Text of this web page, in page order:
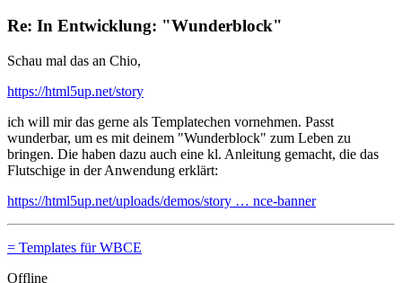
Re: In Entwicklung: "Wunderblock"
Schau mal das an Chio,
https://html5up.net/story
ich will mir das gerne als Templatechen vornehmen. Passt
wunderbar, um es mit deinem "Wunderblock" zum Leben zu
bringen. Die haben dazu auch eine kl. Anleitung gemacht, die das
Flutschige in der Anwendung erklärt:
https://html5up.net/uploads/demos/story … nce-banner
= Templates für WBCE
Offline